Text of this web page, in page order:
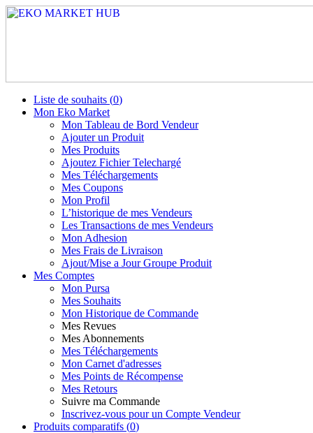
Liste de souhaits (0)
Mon Eko Market
Mon Tableau de Bord Vendeur
Ajouter un Produit
Mes Produits
Ajoutez Fichier Telechargé
Mes Téléchargements
Mes Coupons
Mon Profil
L’historique de mes Vendeurs
Les Transactions de mes Vendeurs
Mon Adhesion
Mes Frais de Livraison
Ajout/Mise a Jour Groupe Produit
Mes Comptes
Mon Pursa
Mes Souhaits
Mon Historique de Commande
Mes Revues
Mes Abonnements
Mes Téléchargements
Mon Carnet d'adresses
Mes Points de Récompense
Mes Retours
Suivre ma Commande
Inscrivez-vous pour un Compte Vendeur
Produits comparatifs (0)